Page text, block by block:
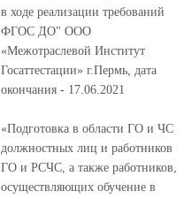
в ходе реализации требований
ФГОС ДО" ООО
«Межотраслевой Институт
Госаттестации» г.Пермь, дата
окончания - 17.06.2021
«Подготовка в области ГО и ЧС
должностных лиц и работников
ГО и РСЧС, а также работников,
осуществляющих обучение в